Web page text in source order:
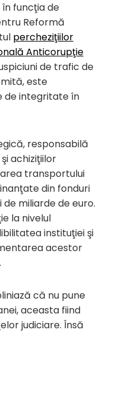
în funcţia de
Reformă
percheziţiilor
Anticorupţie
de trafic de
este
de integritate în
responsabilă
achiziţiilor
transportului
din fonduri
de miliarde de euro.
la nivelul
instituţiei şi
acestor
că nu pune
aceasta fiind
judiciare. Însă